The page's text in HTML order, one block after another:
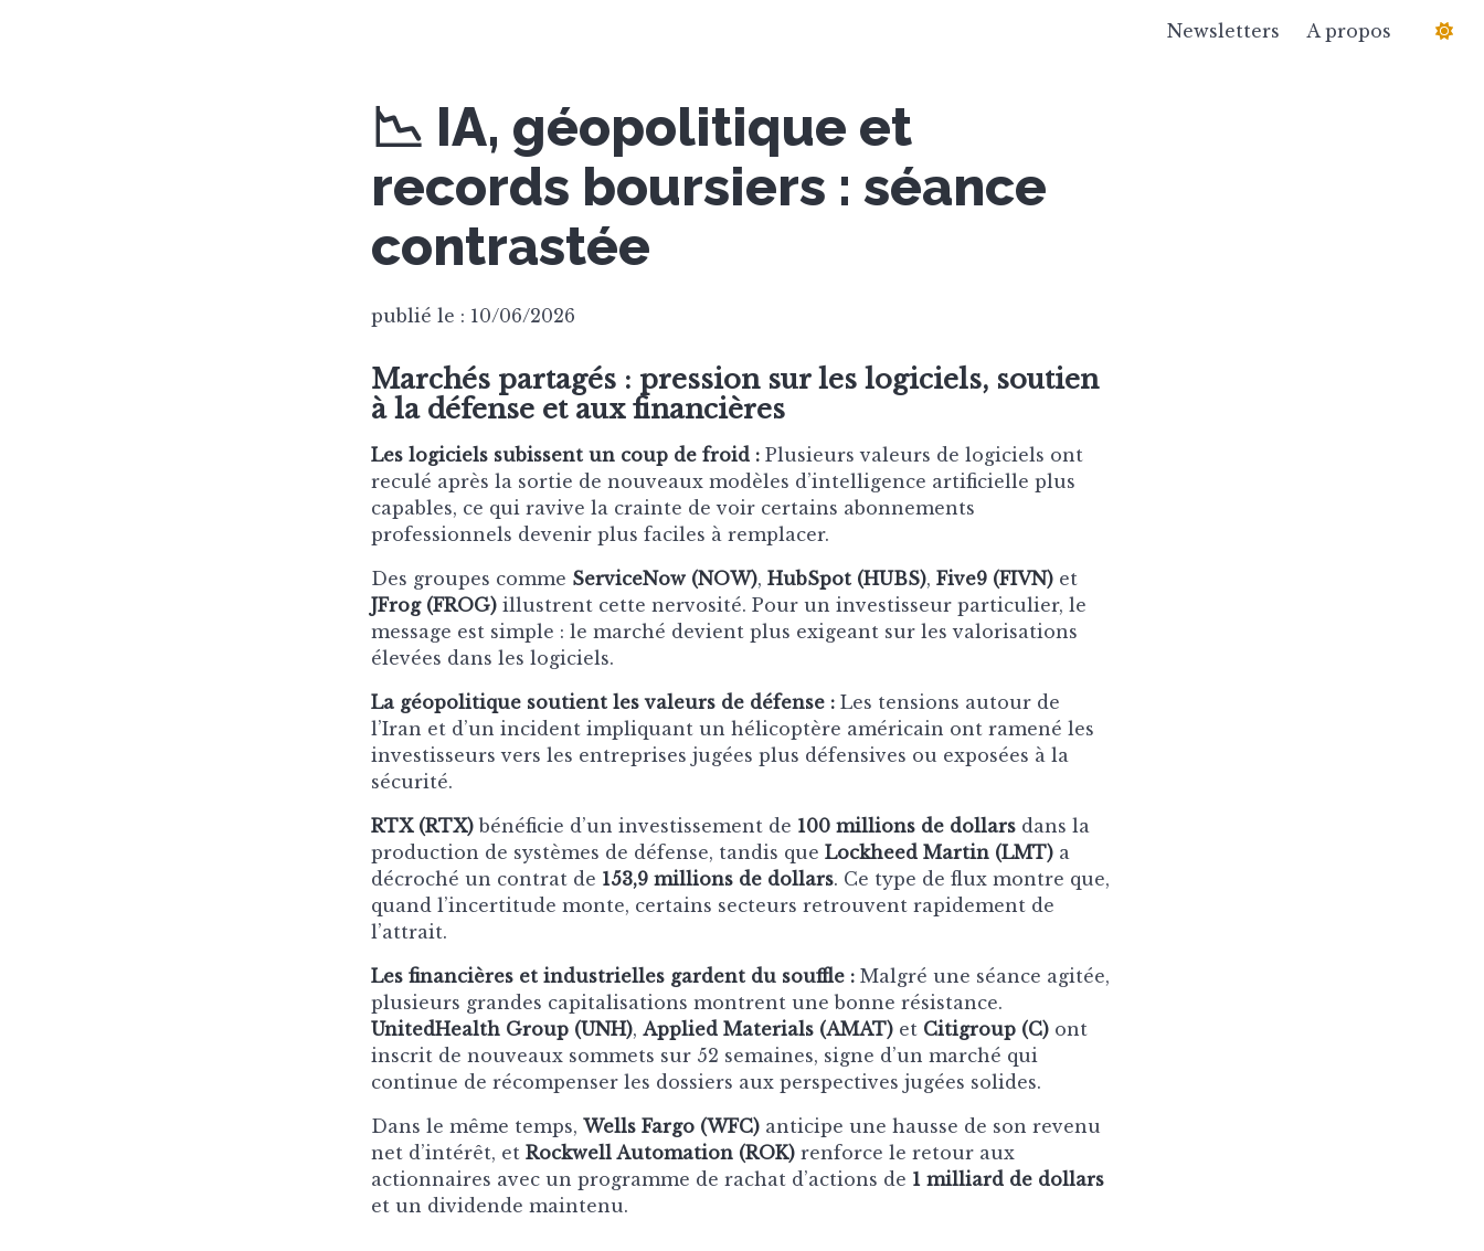
Newsletters A propos
📉 IA, géopolitique et
records boursiers : séance
contrastée
publié le : 10/06/2026
Marchés partagés : pression sur les logiciels, soutien
à la défense et aux financières
Les logiciels subissent un coup de froid : Plusieurs valeurs de logiciels ont
reculé après la sortie de nouveaux modèles d’intelligence artificielle plus
capables, ce qui ravive la crainte de voir certains abonnements
professionnels devenir plus faciles à remplacer.
Des groupes comme ServiceNow (NOW), HubSpot (HUBS), Five9 (FIVN) et
JFrog (FROG) illustrent cette nervosité. Pour un investisseur particulier, le
message est simple : le marché devient plus exigeant sur les valorisations
élevées dans les logiciels.
La géopolitique soutient les valeurs de défense : Les tensions autour de
l’Iran et d’un incident impliquant un hélicoptère américain ont ramené les
investisseurs vers les entreprises jugées plus défensives ou exposées à la
sécurité.
RTX (RTX) bénéficie d’un investissement de 100 millions de dollars dans la
production de systèmes de défense, tandis que Lockheed Martin (LMT) a
décroché un contrat de 153,9 millions de dollars. Ce type de flux montre que,
quand l’incertitude monte, certains secteurs retrouvent rapidement de
l’attrait.
Les financières et industrielles gardent du souffle : Malgré une séance agitée,
plusieurs grandes capitalisations montrent une bonne résistance.
UnitedHealth Group (UNH), Applied Materials (AMAT) et Citigroup (C) ont
inscrit de nouveaux sommets sur 52 semaines, signe d’un marché qui
continue de récompenser les dossiers aux perspectives jugées solides.
Dans le même temps, Wells Fargo (WFC) anticipe une hausse de son revenu
net d’intérêt, et Rockwell Automation (ROK) renforce le retour aux
actionnaires avec un programme de rachat d’actions de 1 milliard de dollars
et un dividende maintenu.